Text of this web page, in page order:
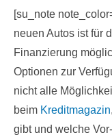
[su_note
neuen Autos ist für
Finanzierung
Optionen zur
nicht alle
beim Kreditmagazin
gibt und welche